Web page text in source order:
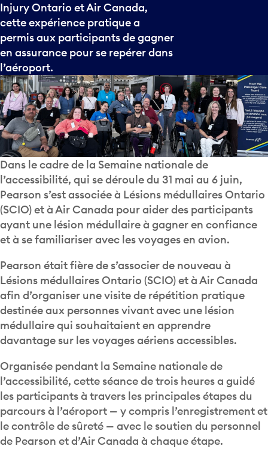
Injury Ontario et Air Canada,
cette expérience pratique a
permis aux participants de gagner
en assurance pour se repérer dans
l’aéroport.
Dans le cadre de la Semaine nationale de
l’accessibilité, qui se déroule du 31 mai au 6 juin,
Pearson s’est associée à Lésions médullaires Ontario
(SCIO) et à Air Canada pour aider des participants
ayant une lésion médullaire à gagner en confiance
et à se familiariser avec les voyages en avion.
Pearson était fière de s’associer de nouveau à
Lésions médullaires Ontario (SCIO) et à Air Canada
afin d’organiser une visite de répétition pratique
destinée aux personnes vivant avec une lésion
médullaire qui souhaitaient en apprendre
davantage sur les voyages aériens accessibles.
Organisée pendant la Semaine nationale de
l’accessibilité, cette séance de trois heures a guidé
les participants à travers les principales étapes du
parcours à l’aéroport — y compris l’enregistrement et
le contrôle de sûreté — avec le soutien du personnel
de Pearson et d’Air Canada à chaque étape.